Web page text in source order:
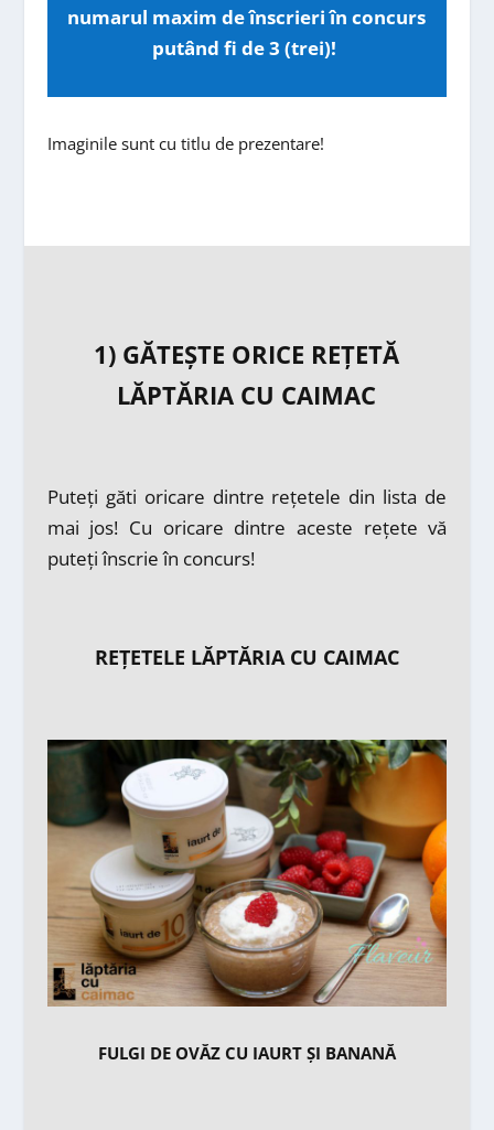
numarul maxim de înscrieri în concurs
putând fi de 3 (trei)! ​
Imaginile sunt cu titlu de prezentare!
1) GĂTEȘTE ORICE REȚETĂ
LĂPTĂRIA CU CAIMAC
Puteți găti oricare dintre rețetele din lista de
mai jos! Cu oricare dintre aceste rețete vă
puteți înscrie în concurs!
REȚETELE LĂPTĂRIA CU CAIMAC
FULGI DE OVĂZ CU IAURT ȘI BANANĂ​